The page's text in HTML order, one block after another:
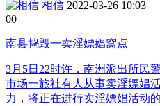
相信 2022-03-26 10:03
00
南县捣毁一卖淫嫖娼窝点
3月5日22时许，南洲派出所民
市场一旅社有人从事卖淫嫖娼
力，将正在进行卖淫嫖娼活动